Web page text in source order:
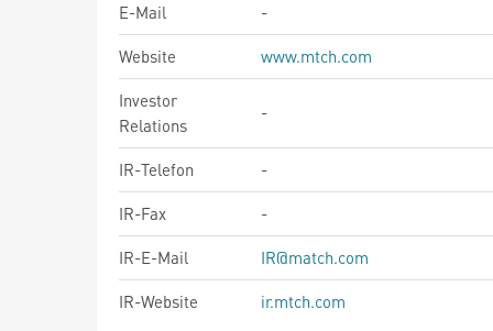
E-Mail
-
Website
www.mtch.com
Investor
Relations
-
IR-Telefon
-
IR-Fax
-
IR-E-Mail
IR@match.com
IR-Website
ir.mtch.com